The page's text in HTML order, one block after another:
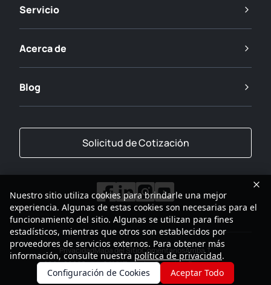
Servicio
Acerca de
Blog
Solicitud de Cotización
2001-2026Grupo SANY Todos los Derechos Reservados
PrivacidadMapa del SitioComentariosArriba
Nuestro sitio utiliza cookies para brindarle una mejor
experiencia. Algunas de estas cookies son necesarias para el
funcionamiento del sitio. Algunas se utilizan para fines
estadísticos, mientras que otros son establecidos por
proveedores de servicios externos. Para obtener más
información, consulte nuestrapolítica de privacidad.
Configuración de Cookies
Aceptar Todo